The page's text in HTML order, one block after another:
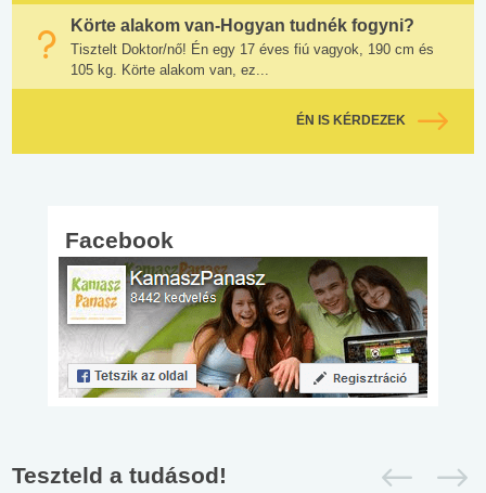
Körte alakom van-Hogyan tudnék fogyni?
Tisztelt Doktor/nő! Én egy 17 éves fiú vagyok, 190 cm és
105 kg. Körte alakom van, ez...
ÉN IS KÉRDEZEK
Facebook
Teszteld a tudásod!